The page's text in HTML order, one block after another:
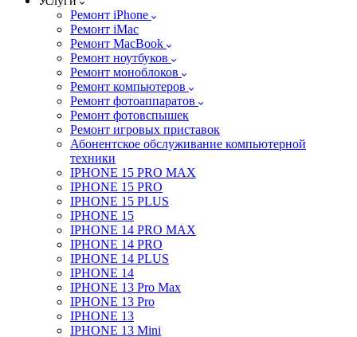
Ремонт iPhone
Ремонт iMac
Ремонт MacBook
Ремонт ноутбуков
Ремонт моноблоков
Ремонт компьютеров
Ремонт фотоаппаратов
Ремонт фотовспышек
Ремонт игровых приставок
Абонентское обслуживание компьютерной
техники
IPHONE 15 PRO MAX
IPHONE 15 PRO
IPHONE 15 PLUS
IPHONE 15
IPHONE 14 PRO MAX
IPHONE 14 PRO
IPHONE 14 PLUS
IPHONE 14
IPHONE 13 Pro Max
IPHONE 13 Pro
IPHONE 13
IPHONE 13 Mini